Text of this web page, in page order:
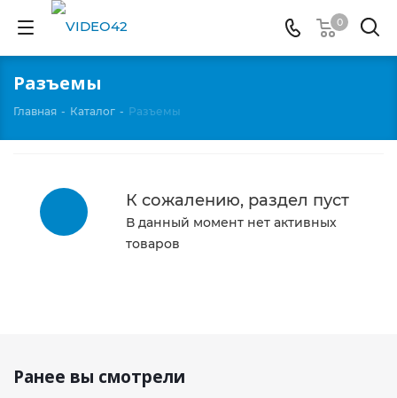
0
Разъемы
Главная - Каталог - Разъемы
К сожалению, раздел пуст
В данный момент нет активных
товаров
Ранее вы смотрели